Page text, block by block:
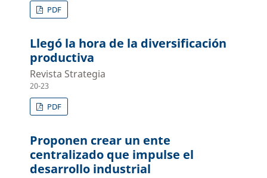
PDF
Llegó la hora de la diversificación
productiva
Revista Strategia
20-23
PDF
Proponen crear un ente
centralizado que impulse el
desarrollo industrial